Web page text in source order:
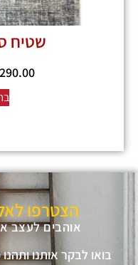
שטיח
290.00
הצטרפו
אוהבים לעצב
בואו לבקר אותנו